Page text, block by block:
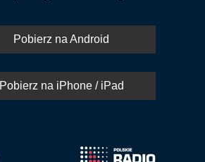
Pobierz na Android
Pobierz na iPhone / iPad